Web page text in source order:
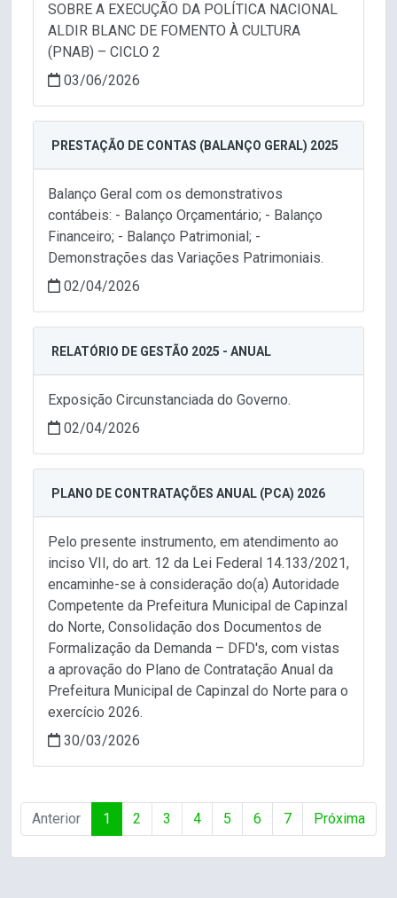
SOBRE A EXECUÇÃO DA POLÍTICA NACIONAL
ALDIR BLANC DE FOMENTO À CULTURA
(PNAB) – CICLO 2
03/06/2026
PRESTAÇÃO DE CONTAS (BALANÇO GERAL) 2025
Balanço Geral com os demonstrativos
contábeis: - Balanço Orçamentário; - Balanço
Financeiro; - Balanço Patrimonial; -
Demonstrações das Variações Patrimoniais.
02/04/2026
RELATÓRIO DE GESTÃO 2025 - ANUAL
Exposição Circunstanciada do Governo.
02/04/2026
PLANO DE CONTRATAÇÕES ANUAL (PCA) 2026
Pelo presente instrumento, em atendimento ao
inciso VII, do art. 12 da Lei Federal 14.133/2021,
encaminhe-se à consideração do(a) Autoridade
Competente da Prefeitura Municipal de Capinzal
do Norte, Consolidação dos Documentos de
Formalização da Demanda – DFD's, com vistas
a aprovação do Plano de Contratação Anual da
Prefeitura Municipal de Capinzal do Norte para o
exercício 2026.
30/03/2026
Anterior 1 2 3 4 5 6 7 Próxima